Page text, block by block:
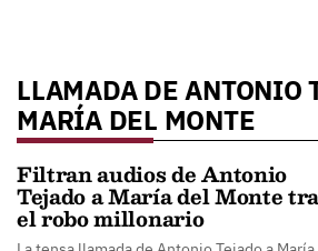
LLAMADA DE ANTONIO
MARÍA DEL MONTE
Filtran audios de Antonio
Tejado a María del Monte
el robo millonario